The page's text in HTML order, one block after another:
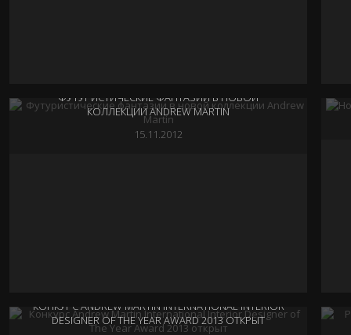
ФУТУРИСТИЧЕСКИЕ ФАНТАЗИИ В НОВОЙ
КОЛЛЕКЦИИ ANDREW MARTIN
15.11.2012
КОНКУРС ANDREW MARTIN INTERNATIONAL INTERIOR
DESIGNER OF THE YEAR AWARD 2013 ОТКРЫТ